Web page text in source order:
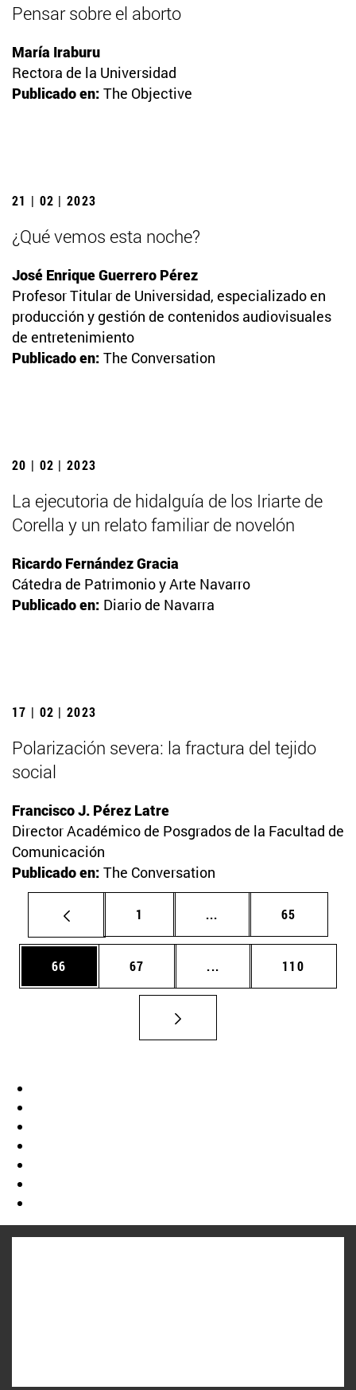
Pensar sobre el aborto
María Iraburu
Rectora de la Universidad
Publicado en: The Objective
21 | 02 | 2023
¿Qué vemos esta noche?
José Enrique Guerrero Pérez
Profesor Titular de Universidad, especializado en
producción y gestión de contenidos audiovisuales
de entretenimiento
Publicado en: The Conversation
20 | 02 | 2023
La ejecutoria de hidalguía de los Iriarte de
Corella y un relato familiar de novelón
Ricardo Fernández Gracia
Cátedra de Patrimonio y Arte Navarro
Publicado en: Diario de Navarra
17 | 02 | 2023
Polarización severa: la fractura del tejido
social
Francisco J. Pérez Latre
Director Académico de Posgrados de la Facultad de
Comunicación
Publicado en: The Conversation
Página
1 ... Páginas intermedias
Página
65
Página
66 Página
67 ... Páginas intermedias
Página
110